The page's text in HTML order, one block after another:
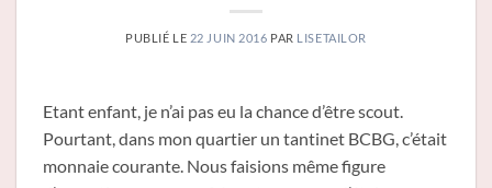
PUBLIÉ LE 22 JUIN 2016 PAR LISETAILOR
Etant enfant, je n’ai pas eu la chance d’être scout.
Pourtant, dans mon quartier un tantinet BCBG, c’était
monnaie courante. Nous faisions même figure